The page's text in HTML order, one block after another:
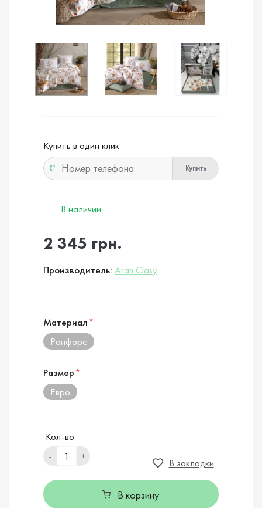
Купить в один клик
Купить
В наличии
2 345 грн.
Производитель: Aran Clasy
Материал*
Ранфорс
Размер*
Евро
Кол-во:
-
+
В закладки
В корзину